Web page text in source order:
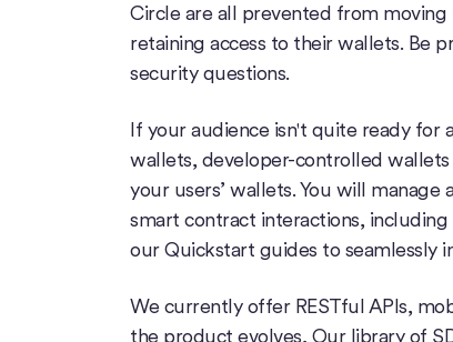
Circle are all prevented from
retaining access to their wallets. Be
security questions.
If your audience isn't quite ready for
wallets, developer-controlled
your users’ wallets. You will
smart contract interactions,
our Quickstart guides to seamlessly
We currently offer RESTful APIs,
the product evolves, Our library of